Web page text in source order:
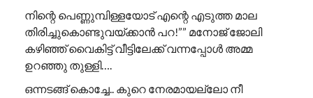
നിന്റെ പെണ്ണുമ്പിള്ളയോട് എന്റെ എടുത്ത മാല
തിരിച്ചുകൊണ്ടുവയ്ക്കാൻ പറ!”” ​മനോജ് ജോലി
കഴിഞ്ഞ് വൈകിട്ട് വീട്ടിലേക്ക് വന്നപ്പോൾ അമ്മ
ഉറഞ്ഞു തുള്ളി….
ഒന്നടങ്ങ് കൊച്ചേ.. കുറെ നേരമായല്ലോ നീ